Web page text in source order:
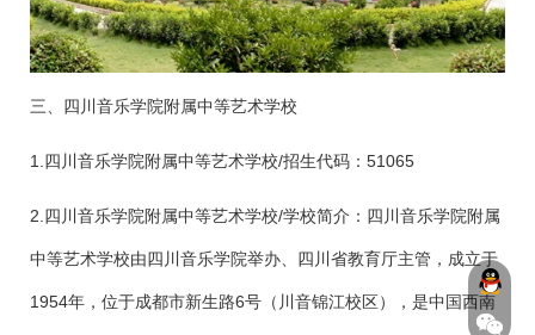
三、四川音乐学院附属中等艺术学校
1.四川音乐学院附属中等艺术学校/招生代码：51065
2.四川音乐学院附属中等艺术学校/学校简介：四川音乐学院附属
中等艺术学校由四川音乐学院举办、四川省教育厅主管，成立于
1954年，位于成都市新生路6号（川音锦江校区），是中国西南